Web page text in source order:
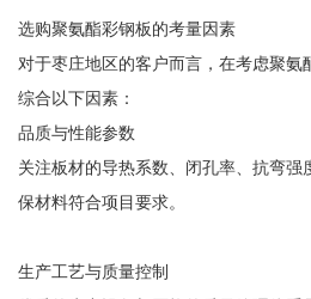
选购聚氨酯彩钢板的考量因素
对于枣庄地区的客户而言，在考虑聚氨
综合以下因素：
品质与性能参数
关注板材的导热系数、闭孔率、抗弯强
保材料符合项目要求。
生产工艺与质量控制